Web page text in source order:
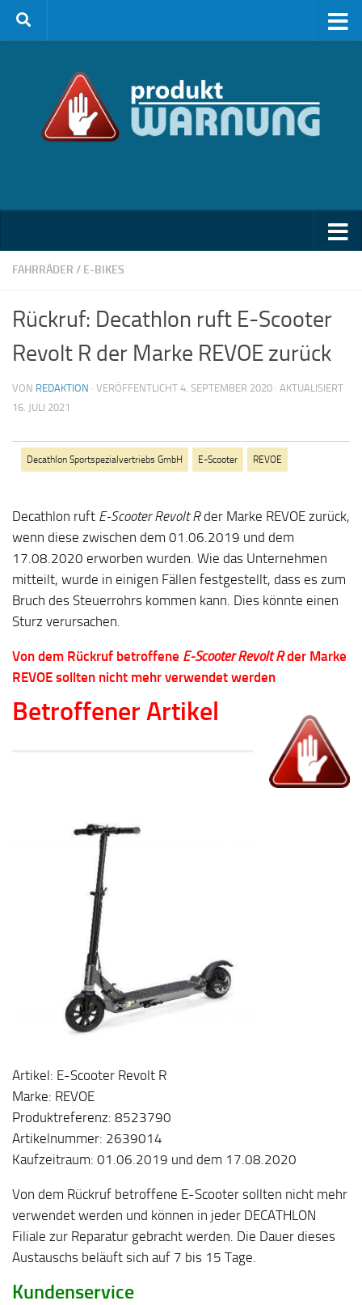
Zum Inhalt springen
FAHRRÄDER / E-BIKES
Rückruf: Decathlon ruft E-Scooter
Revolt R der Marke REVOE zurück
VON REDAKTION · VERÖFFENTLICHT 4. SEPTEMBER 2020 · AKTUALISIERT
16. JULI 2021
Decathlon Sportspezialvertriebs GmbH E-Scooter REVOE
Decathlon ruft E-Scooter Revolt Rder Marke REVOE zurück,
wenn diese zwischen dem 01.06.2019 und dem
17.08.2020 erworben wurden. Wie das Unternehmen
mitteilt, wurde in einigen Fällen festgestellt, dass es zum
Bruch des Steuerrohrs kommen kann. Dies könnte einen
Sturz verursachen.
Von dem Rückruf betroffene E-Scooter Revolt Rder Marke
REVOE sollten nicht mehr verwendet werden
Betroffener Artikel
Artikel: E-Scooter Revolt R
Marke: REVOE
Produktreferenz: 8523790
Artikelnummer: 2639014
Kaufzeitraum: 01.06.2019 und dem 17.08.2020
Von dem Rückruf betroffene E-Scooter sollten nicht mehr
verwendet werden und können in jeder DECATHLON
Filiale zur Reparatur gebracht werden. Die Dauer dieses
Austauschs beläuft sich auf 7 bis 15 Tage.
Kundenservice